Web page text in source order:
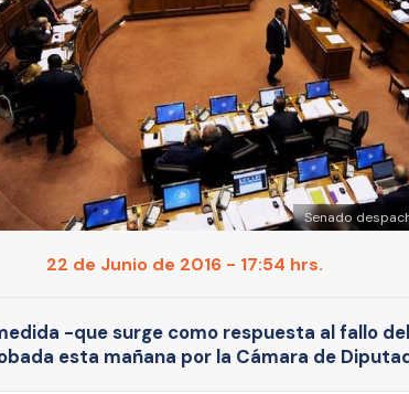
Senado
22 de Junio de 2016 - 17:54 hrs.
-que surge como respuesta al fallo
esta mañana por la Cámara de